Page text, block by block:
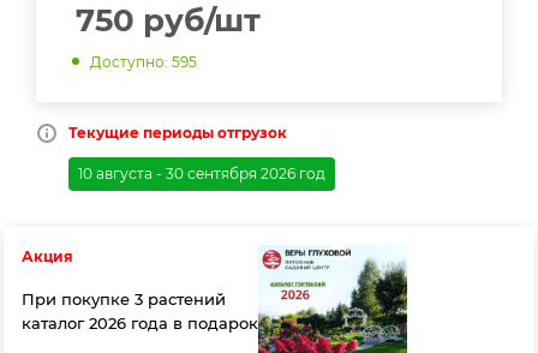
750 руб/шт
Доступно: 595
Текущие периоды отгрузок
10 августа - 30 сентября 2026 год
Акция
При покупке 3 растений
каталог 2026 года в подарок